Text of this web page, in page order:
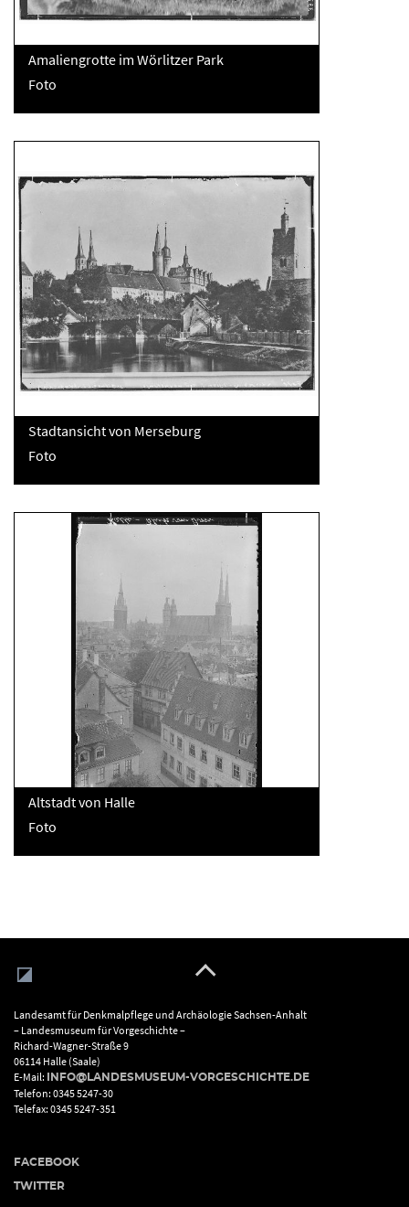
Amaliengrotte im Wörlitzer Park
Foto
Stadtansicht von Merseburg
Foto
Altstadt von Halle
Foto
Landesamt für Denkmalpflege und Archäologie Sachsen-Anhalt
– Landesmuseum für Vorgeschichte –
Richard-Wagner-Straße 9
06114 Halle (Saale)
E-Mail:
INFO@LANDESMUSEUM-VORGESCHICHTE.DE
Telefon: 0345 5247-30
Telefax: 0345 5247-351
FACEBOOK
TWITTER